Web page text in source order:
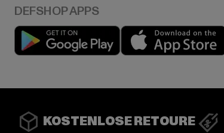
Play market
KOSTENLOSE RETOURE